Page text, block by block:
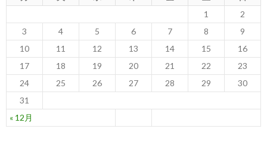
« 12月
1
2
3
4 5 6 7 8
9
10
11 12 13 14 15
16
17
18 19 20 21 22
23
24
25 26 27 28 29
30
31